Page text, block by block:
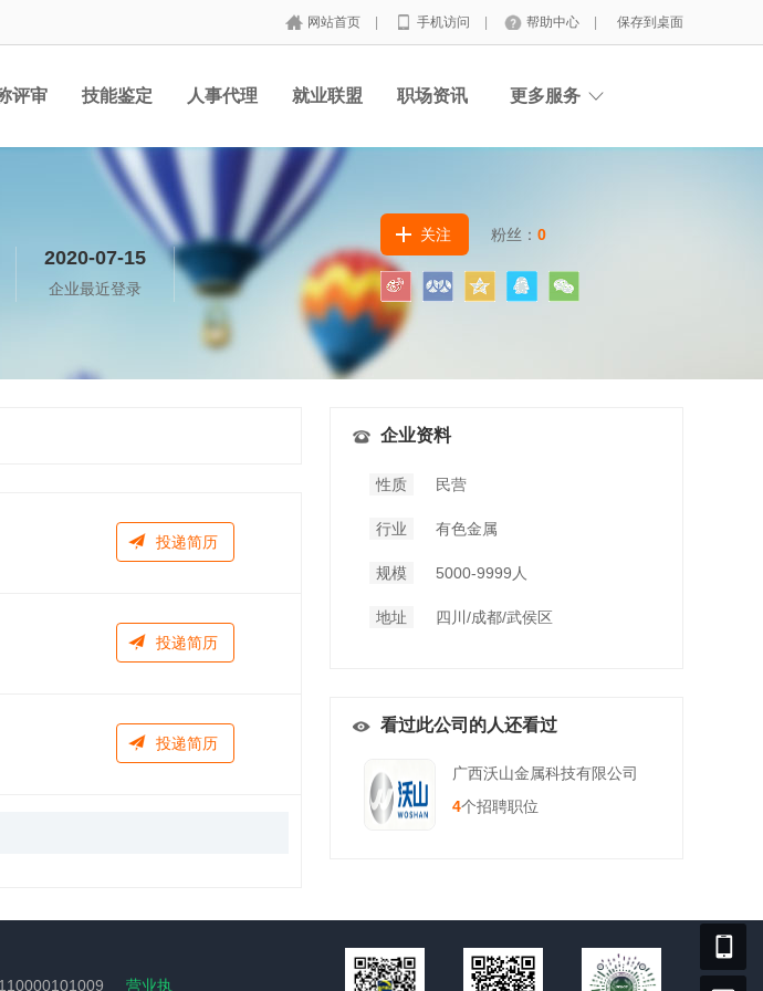
网站首页 手机访问 帮助中心 保存到桌面
评审 技能鉴定 人事代理 就业联盟 职场资讯 更多服务
2020-07-15
企业最近登录
关注 粉丝： 0
投递简历
投递简历
投递简历
企业资料
性质 民营
行业 有色金属
规模 5000-9999人
地址 四川/成都/武侯区
看过此公司的人还看过
广西沃山金属科技有限公司
4个招聘职位
110000101009 营业执